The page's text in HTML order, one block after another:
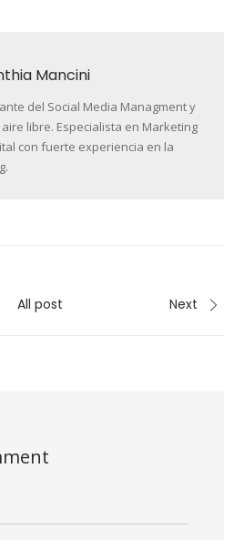
Mancini
del Social Media Managment y
libre. Especialista en Marketing
con fuerte experiencia en la
All post Next